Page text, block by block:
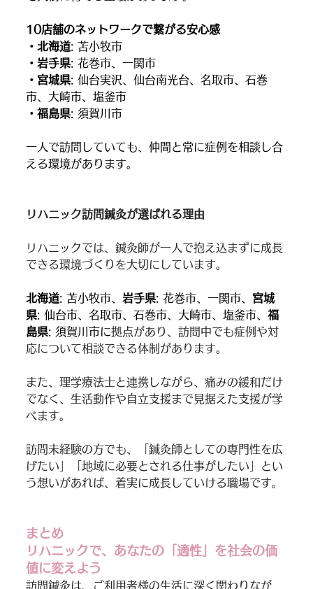
10店舗のネットワークで繋がる安心感
・北海道: 苫小牧市
・岩手県: 花巻市、一関市
・宮城県: 仙台実沢、仙台南光台、名取市、石巻
市、大崎市、塩釜市
・福島県: 須賀川市
一人で訪問していても、仲間と常に症例を相談し合
える環境があります。
リハニック訪問鍼灸が選ばれる理由
リハニックでは、鍼灸師が一人で抱え込まずに成長
できる環境づくりを大切にしています。
北海道: 苫小牧市、 岩手県: 花巻市、一関市、 宮城
県: 仙台市、名取市、石巻市、大崎市、塩釜市、福
島県: 須賀川市に拠点があり、訪問中でも症例や対
応について相談できる体制があります。
また、理学療法士と連携しながら、痛みの緩和だけ
でなく、生活動作や自立支援まで見据えた支援が学
べます。
訪問未経験の方でも、「鍼灸師としての専門性を広
げたい」「地域に必要とされる仕事がしたい」とい
う想いがあれば、着実に成長していける職場です。
まとめ
リハニックで、あなたの「適性」を社会の価
値に変えよう
訪問鍼灸は、ご利用者様の生活に深く関わりなが